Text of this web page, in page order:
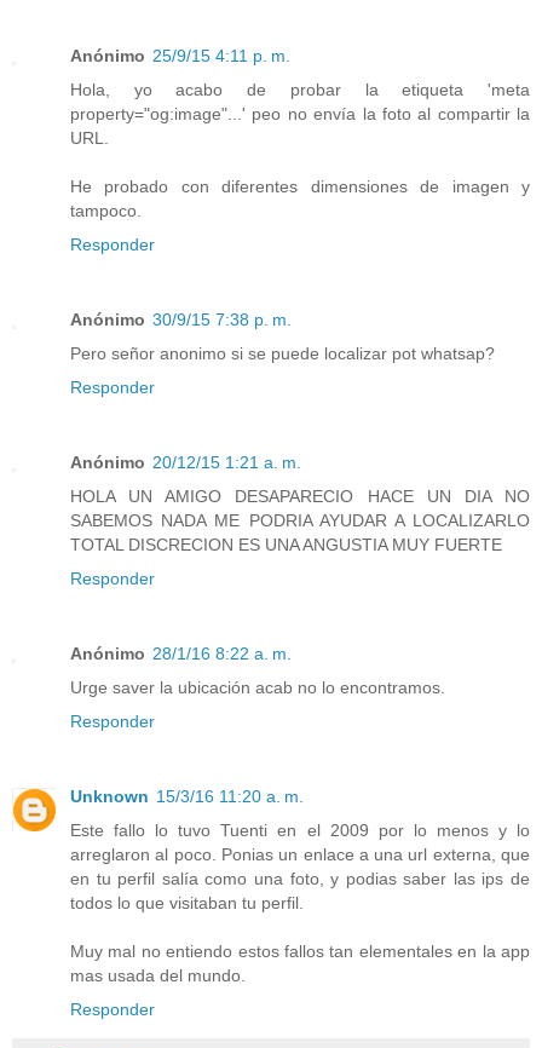
Anónimo 25/9/15 4:11 p. m.
Hola, yo acabo de probar la etiqueta 'meta
property="og:image"...' peo no envía la foto al compartir la
URL.
He probado con diferentes dimensiones de imagen y
tampoco.
Responder
Anónimo 30/9/15 7:38 p. m.
Pero señor anonimo si se puede localizar pot whatsap?
Responder
Anónimo 20/12/15 1:21 a. m.
HOLA UN AMIGO DESAPARECIO HACE UN DIA NO
SABEMOS NADA ME PODRIA AYUDAR A LOCALIZARLO
TOTAL DISCRECION ES UNA ANGUSTIA MUY FUERTE
Responder
Anónimo 28/1/16 8:22 a. m.
Urge saver la ubicación acab no lo encontramos.
Responder
Unknown 15/3/16 11:20 a. m.
Este fallo lo tuvo Tuenti en el 2009 por lo menos y lo
arreglaron al poco. Ponias un enlace a una url externa, que
en tu perfil salía como una foto, y podias saber las ips de
todos lo que visitaban tu perfil.
Muy mal no entiendo estos fallos tan elementales en la app
mas usada del mundo.
Responder